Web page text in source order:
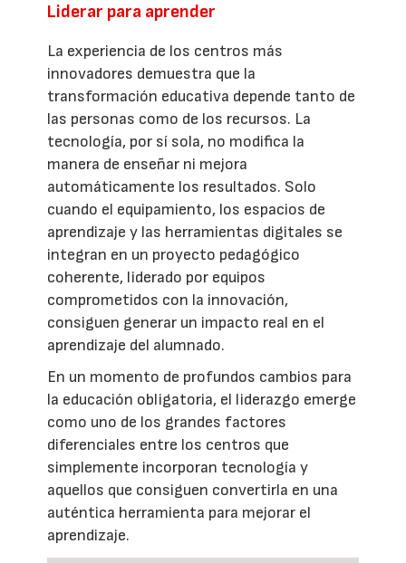
Liderar para aprender
La experiencia de los centros más
innovadores demuestra que la
transformación educativa depende tanto de
las personas como de los recursos. La
tecnología, por sí sola, no modifica la
manera de enseñar ni mejora
automáticamente los resultados. Solo
cuando el equipamiento, los espacios de
aprendizaje y las herramientas digitales se
integran en un proyecto pedagógico
coherente, liderado por equipos
comprometidos con la innovación,
consiguen generar un impacto real en el
aprendizaje del alumnado.
En un momento de profundos cambios para
la educación obligatoria, el liderazgo emerge
como uno de los grandes factores
diferenciales entre los centros que
simplemente incorporan tecnología y
aquellos que consiguen convertirla en una
auténtica herramienta para mejorar el
aprendizaje.